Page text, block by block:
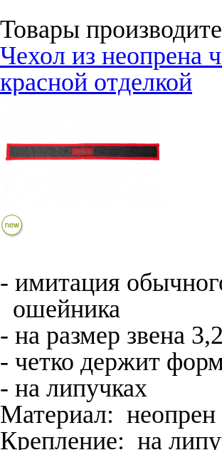
Товары
Чехол из неопрена
красной отделкой
- имитация
ошейника
- на размер звена
- четко держит
- на липучках
Материал: неопрен
Крепление: на